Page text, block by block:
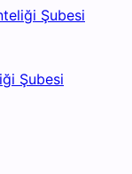
Şubesi
Şubesi